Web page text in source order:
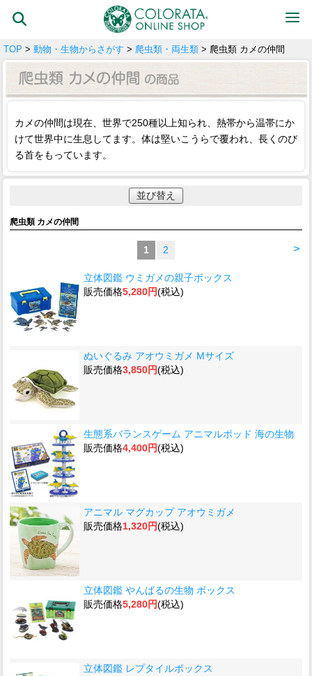
TOP > 動物・生物からさがす > 爬虫類・両生類 > 爬虫類 カメの仲間
カメの仲間は現在、世界で250種以上知られ、熱帯から温帯にか
けて世界中に生息してます。体は堅いこうらで覆われ、長くのび
る首をもっています。
並び替え
爬虫類 カメの仲間
>
1 2
立体図鑑 ウミガメの親子ボックス
販売価格5,280円(税込)
ぬいぐるみ アオウミガメ Mサイズ
販売価格3,850円(税込)
生態系バランスゲーム アニマルポッド 海の生物
販売価格4,400円(税込)
アニマル マグカップ アオウミガメ
販売価格1,320円(税込)
立体図鑑 やんばるの生物 ボックス
販売価格5,280円(税込)
立体図鑑 レプタイルボックス